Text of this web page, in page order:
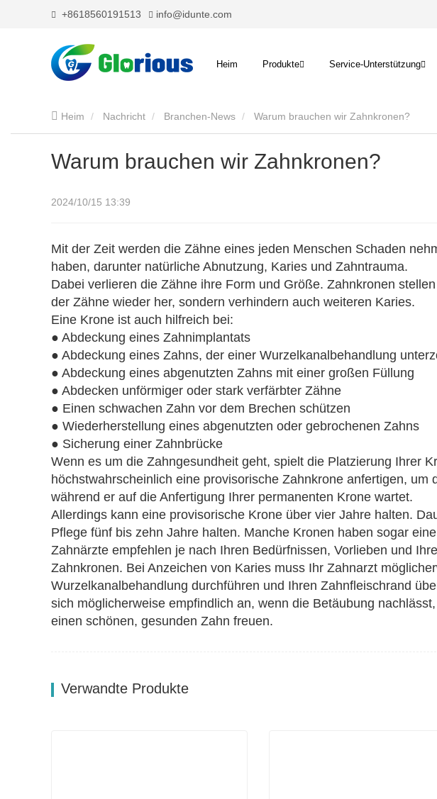
+8618560191513 info@idunte.com
Heim Produkte Service-Unterstützung
Heim Nachricht Branchen-News Warum brauchen wir Zahnkronen?
Warum brauchen wir Zahnkronen?
2024/10/15 13:39
Mit der Zeit werden die Zähne eines jeden Menschen Schaden
haben, darunter natürliche Abnutzung, Karies und Zahntrauma.
Dabei verlieren die Zähne ihre Form und Größe. Zahnkronen
der Zähne wieder her, sondern verhindern auch weiteren Karies.
Eine Krone ist auch hilfreich bei:
● Abdeckung eines Zahnimplantats
● Abdeckung eines Zahns, der einer Wurzelkanalbehandlung
● Abdeckung eines abgenutzten Zahns mit einer großen Füllung
● Abdecken unförmiger oder stark verfärbter Zähne
● Einen schwachen Zahn vor dem Brechen schützen
● Wiederherstellung eines abgenutzten oder gebrochenen Zahns
● Sicherung einer Zahnbrücke
Wenn es um die Zahngesundheit geht, spielt die Platzierung Ihrer
höchstwahrscheinlich eine provisorische Zahnkrone anfertigen, um
während er auf die Anfertigung Ihrer permanenten Krone wartet.
Allerdings kann eine provisorische Krone über vier Jahre halten.
Pflege fünf bis zehn Jahre halten. Manche Kronen haben sogar
Zahnärzte empfehlen je nach Ihren Bedürfnissen, Vorlieben und
Zahnkronen. Bei Anzeichen von Karies muss Ihr Zahnarzt
Wurzelkanalbehandlung durchführen und Ihren Zahnfleischrand
sich möglicherweise empfindlich an, wenn die Betäubung
einen schönen, gesunden Zahn freuen.
Verwandte Produkte